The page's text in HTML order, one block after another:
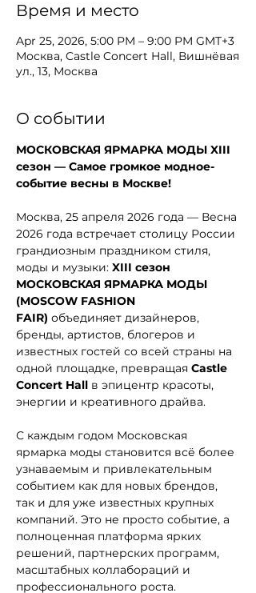
Время и место
Apr 25, 2026, 5:00 PM – 9:00 PM GMT+3
Москва, Castle Concert Hall, Вишнёвая
ул., 13, Москва
О событии
МОСКОВСКАЯ ЯРМАРКА МОДЫ XIII
сезон — Самое громкое модное-
событие весны в Москве!
Москва, 25 апреля 2026 года — Весна
2026 года встречает столицу России
грандиозным праздником стиля,
моды и музыки: XIII сезон
МОСКОВСКАЯ ЯРМАРКА МОДЫ
(MOSCOW FASHION
FAIR) объединяет дизайнеров,
бренды, артистов, блогеров и
известных гостей со всей страны на
одной площадке, превращая Castle
Concert Hall в эпицентр красоты,
энергии и креативного драйва.
С каждым годом Московская
ярмарка моды становится всё более
узнаваемым и привлекательным
событием как для новых брендов,
так и для уже известных крупных
компаний. Это не просто событие, а
полноценная платформа ярких
решений, партнерских программ,
масштабных коллабораций и
профессионального роста.